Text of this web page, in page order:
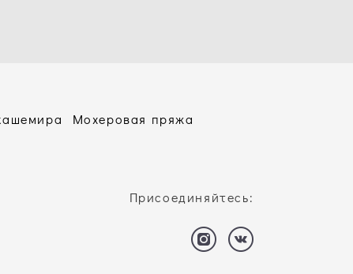
Мохеровая пряжа
Присоединяйтесь: